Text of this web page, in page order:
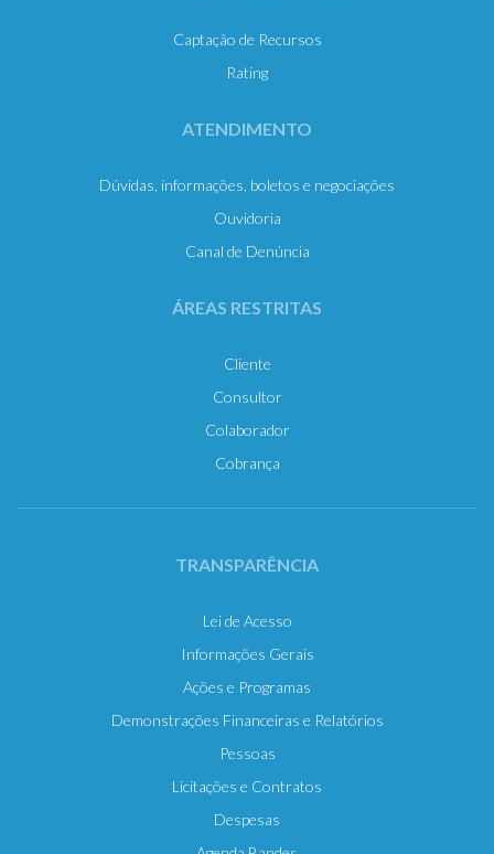
Captação de Recursos
Rating
ATENDIMENTO
Dúvidas, informações, boletos e negociações
Ouvidoria
Canal de Denúncia
ÁREAS RESTRITAS
Cliente
Consultor
Colaborador
Cobrança
TRANSPARÊNCIA
Lei de Acesso
Informações Gerais
Ações e Programas
Demonstrações Financeiras e Relatórios
Pessoas
Licitações e Contratos
Despesas